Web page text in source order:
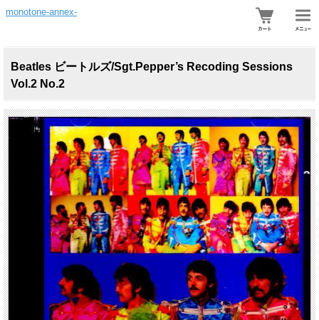
monotone-annex-
Beatles ビートルズ/Sgt.Pepper’s Recoding Sessions
Vol.2 No.2